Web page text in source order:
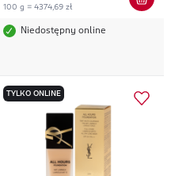
100 g = 4374,69 zł
Niedostępny online
TYLKO ONLINE